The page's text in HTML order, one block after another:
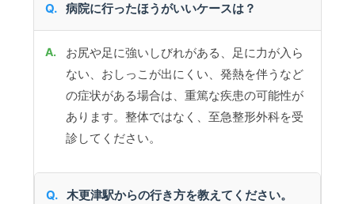
病院に行ったほうがいいケースは？
お尻や足に強いしびれがある、足に力が入ら
ない、おしっこが出にくい、発熱を伴うなど
の症状がある場合は、重篤な疾患の可能性が
あります。整体ではなく、至急整形外科を受
診してください。
木更津駅からの行き方を教えてください。